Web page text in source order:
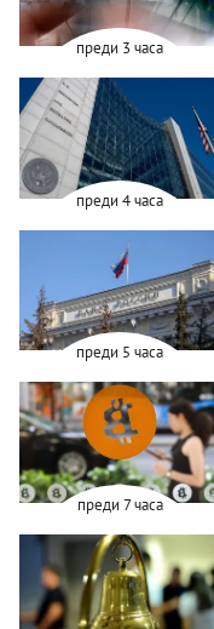
преди 3 часа
преди 4 часа
преди 5 часа
преди 7 часа